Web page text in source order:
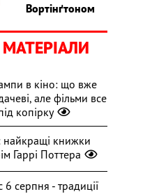
Вортінґтоном
в кіно: що вже
але фільми все
копірку
найкращі книжки
Гаррі Поттера
серпня - традиції